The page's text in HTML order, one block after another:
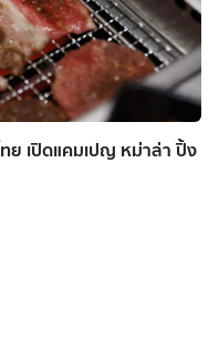
ย เปิดแคมเปญ หม่าล่า ปิ้ง